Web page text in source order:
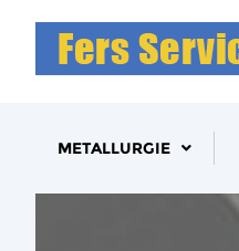
METALLURGIE